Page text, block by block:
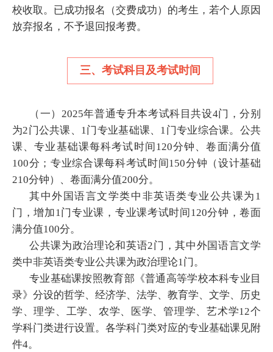
校收取。已成功报名（交费成功）的考生，若个人原因
放弃报名，不予退回报考费。
三、考试科目及考试时间
（一）2025年普通专升本考试科目共设4门，分别
为2门公共课、1门专业基础课、1门专业综合课。公共
课、专业基础课每科考试时间120分钟、卷面满分值
100分；专业综合课每科考试时间150分钟（设计基础
210分钟）、卷面满分值200分。
其中外国语言文学类中非英语类专业公共课为1
门，增加1门专业课，专业课考试时间120分钟，卷面
满分值100分。
公共课为政治理论和英语2门，其中外国语言文学
类中非英语类专业公共课为政治理论1门。
专业基础课按照教育部《普通高等学校本科专业目
录》分设的哲学、经济学、法学、教育学、文学、历史
学、理学、工学、农学、医学、管理学、艺术学12个
学科门类进行设置。各学科门类对应的专业基础课见附
件4。